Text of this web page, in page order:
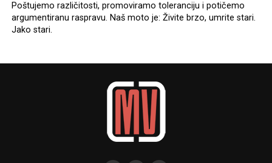
Poštujemo različitosti, promoviramo toleranciju i potičemo
argumentiranu raspravu. Naš moto je: Živite brzo, umrite stari.
Jako stari.